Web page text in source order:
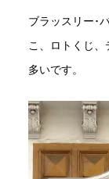
ブラッスリー･
こ、ロトくじ
多いです。